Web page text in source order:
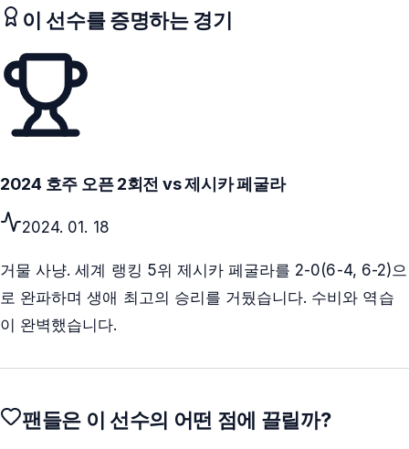
이 선수를 증명하는 경기
2024 호주 오픈 2회전 vs 제시카 페굴라
2024. 01. 18
거물 사냥. 세계 랭킹 5위 제시카 페굴라를 2-0(6-4, 6-2)으
로 완파하며 생애 최고의 승리를 거뒀습니다. 수비와 역습
이 완벽했습니다.
팬들은 이 선수의 어떤 점에 끌릴까?